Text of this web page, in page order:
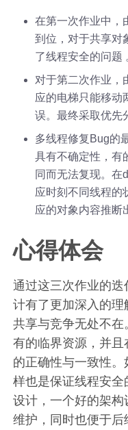
在第一次作业中，
到位，对于共享对
了线程安全的问题
对于第二次作业，
应的电梯只能移动
误。最终采取优先
多线程修复Bug的
具有不确定性，有
同而无法复现。在
应时刻不同线程的
应的对象内容推断
心得体会
通过这三次作业的
计有了更加深入的
共享与竞争无处不
有的临界资源，并
的正确性与一致性
样也是保证线程安
设计，一个好的架
维护，同时也便于